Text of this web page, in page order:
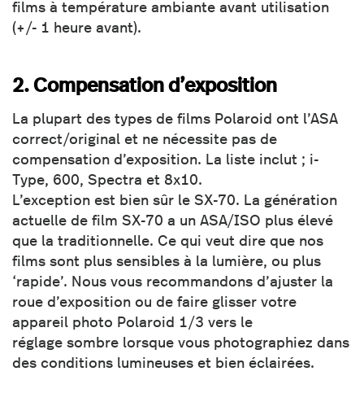
films à température ambiante avant utilisation
(+/- 1 heure avant).
2. Compensation d’exposition
La plupart des types de films Polaroid ont l’ASA
correct/original et ne nécessite pas de
compensation d’exposition. La liste inclut ; i-
Type, 600, Spectra et 8x10.
L’exception est bien sûr le SX-70. La génération
actuelle de film SX-70 a un ASA/ISO plus élevé
que la traditionnelle. Ce qui veut dire que nos
films sont plus sensibles à la lumière, ou plus
‘rapide’. Nous vous recommandons d’ajuster la
roue d’exposition ou de faire glisser votre
appareil photo Polaroid 1/3 vers le
réglage sombre lorsque vous photographiez dans
des conditions lumineuses et bien éclairées.